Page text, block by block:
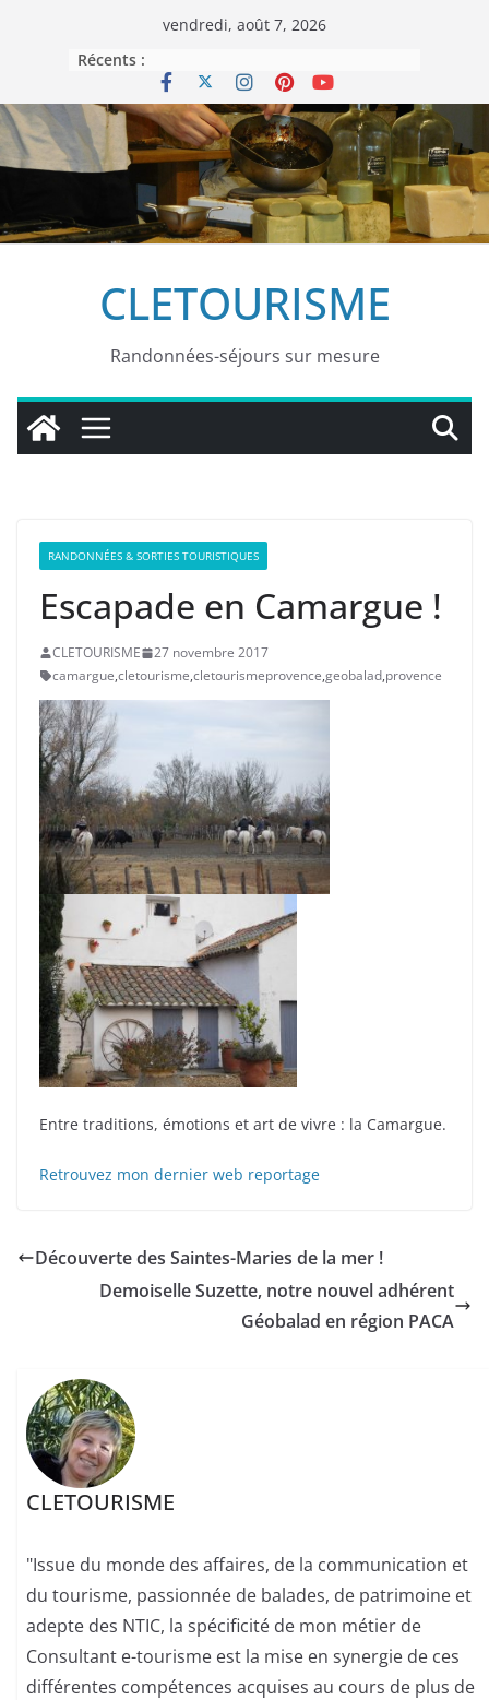
vendredi, août 7, 2026
Récents :
CLETOURISME
Randonnées-séjours sur mesure
RANDONNÉES & SORTIES TOURISTIQUES
Escapade en Camargue !
CLETOURISME
27 novembre 2017
camargue,cletourisme,cletourismeprovence,geobalad,provence
Entre traditions, émotions et art de vivre : la Camargue.
Retrouvez mon dernier web reportage
Découverte des Saintes-Maries de la mer !
Demoiselle Suzette, notre nouvel adhérent
Géobalad en région PACA
CLETOURISME
"Issue du monde des affaires, de la communication et
du tourisme, passionnée de balades, de patrimoine et
adepte des NTIC, la spécificité de mon métier de
Consultant e-tourisme est la mise en synergie de ces
différentes compétences acquises au cours de plus de